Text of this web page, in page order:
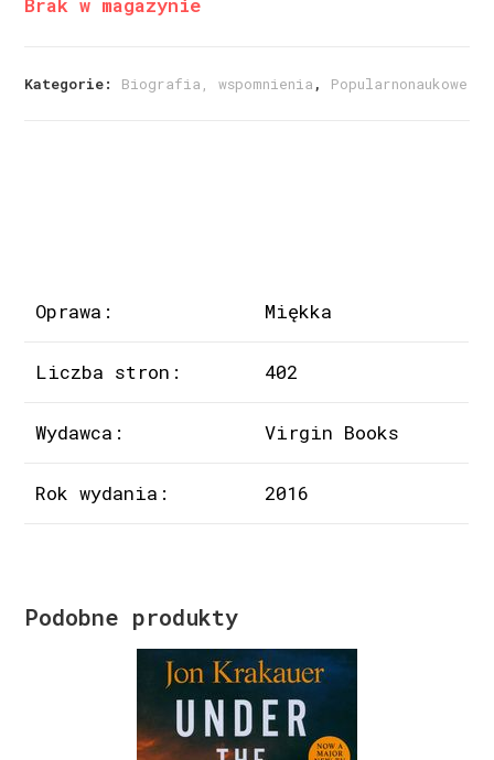
Kategorie: Biografia, wspomnienia , Popularnonaukowe
Oprawa: Miękka
Liczba stron: 402
Wydawca: Virgin Books
Rok wydania: 2016
Podobne produkty